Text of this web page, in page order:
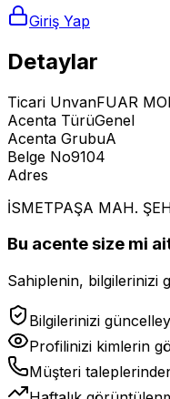
Giriş Yap
Detaylar
Ticari UnvanFUAR
Acenta TürüGenel
Acenta GrubuA
Belge No9104
Adres
İSMETPAŞA MAH.
Bu acente size mi
Sahiplenin, bilgilerinizi
Bilgilerinizi
Profilinizi kimlerin
Müşteri